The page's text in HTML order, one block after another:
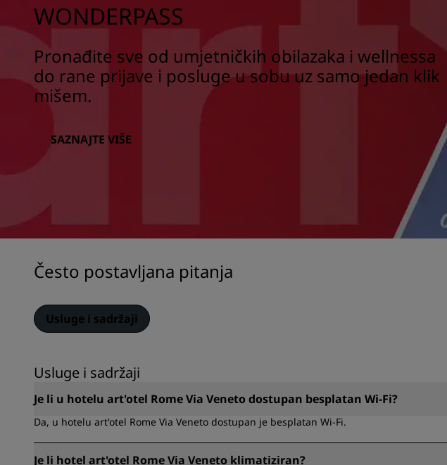
WONDERPASS
Pronađite sve od umjetničkih obilazaka i wellnessa
do rane prijave i posluge u sobu uz samo jedan klik
mišem.
SAZNAJTE VIŠE
Često postavljana pitanja
Usluge i sadržaji
Usluge i sadržaji
Je li u hotelu art'otel Rome Via Veneto dostupan besplatan Wi-Fi?
Da, u hotelu art'otel Rome Via Veneto dostupan je besplatan Wi-Fi.
Je li hotel art'otel Rome Via Veneto klimatiziran?